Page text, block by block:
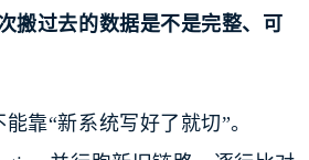
搬过去的数据是不是完整、可
靠“新系统写好了就切”。